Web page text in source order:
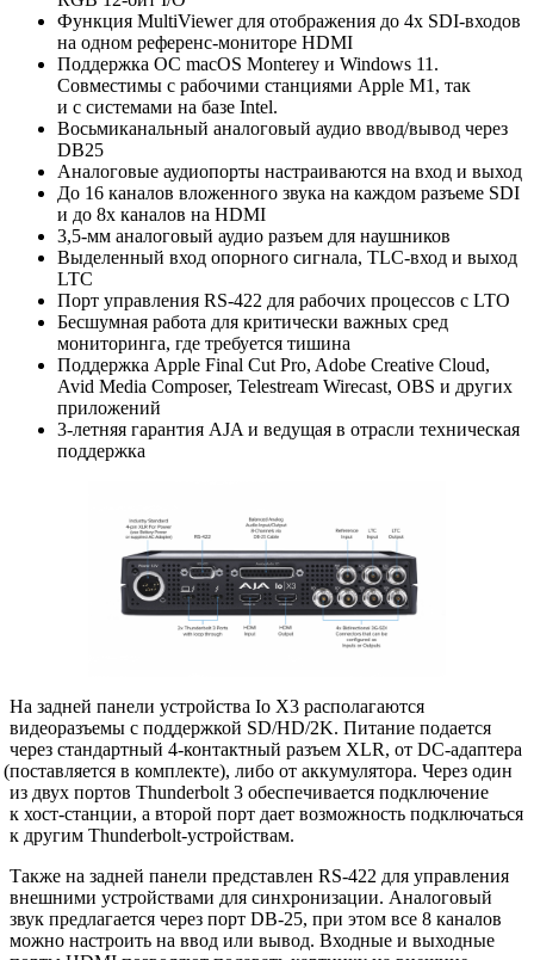
Функция MultiViewer для отображения до 4х SDI-входов
на одном референс-мониторе HDMI
Поддержка ОС macOS Monterey и Windows 11.
Совместимы с рабочими станциями Apple M1 , так
и с системами на базе Intel.
Восьмиканальный аналоговый аудио ввод/вывод через
DB25
Аналоговые аудиопорты настраиваются на вход и выход
До 16 каналов вложенного звука на каждом разъеме SDI
и до 8х каналов на HDMI
3,5-мм аналоговый аудио разъем для наушников
Выделенный вход опорного сигнала, TLC-вход и выход
LTC
Порт управления RS-422 для рабочих процессов с LTO
Бесшумная работа для критически важных сред
мониторинга, где требуется тишина
Поддержка Apple Final Cut Pro, Adobe Creative Cloud,
Avid Media Composer, Telestream Wirecast, OBS и других
приложений
3-летняя гарантия AJA и ведущая в отрасли техническая
поддержка
На задней панели устройства Io X3 располагаются
видеоразъемы с поддержкой SD/HD/2K. Питание подается
через стандартный 4-контактный разъем XLR, от DC-адаптера
(поставляется в комплекте), либо от аккумулятора. Через один
из двух портов Thunderbolt 3 обеспечивается подключение
к хост-станции, а второй порт дает возможность подключаться
к другим Thunderbolt-устройствам.
Также на задней панели представлен RS-422 для управления
внешними устройствами для синхронизации. Аналоговый
звук предлагается через порт DB-25, при этом все 8 каналов
можно настроить на ввод или вывод. Входные и выходные